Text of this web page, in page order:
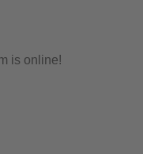
is online!